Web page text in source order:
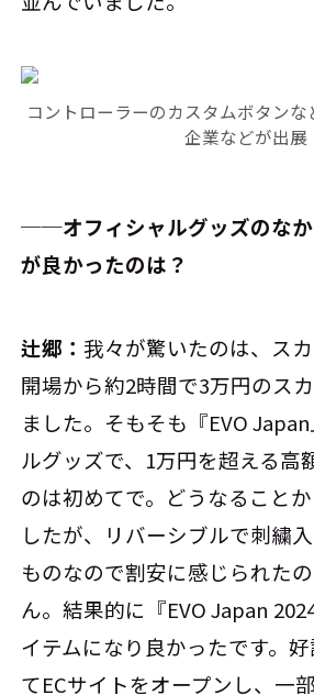
コントローラーのカスタムボタンな
企業などが出展
──オフィシャルグッズのなか
が良かったのは？
辻郷： 我々が驚いたのは、スカ
開場から約2時間で3万円のス
ました。そもそも『EVO
ルグッズで、1万円を超える高
のは初めてで。どうなること
したが、リバーシブルで刺繍
ものなので割安に感じられた
ん。結果的に『EVO Japan
イテムになり良かったです。
てECサイトをオープンし、一